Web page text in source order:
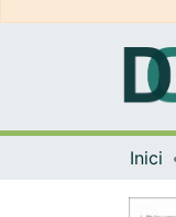
Inici